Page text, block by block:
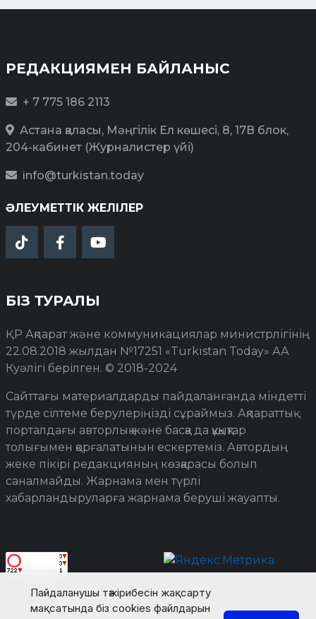
Пайдаланушы тәжірибесін жақсарту
мақсатында біз cookies файлдарын
РЕДАКЦИЯМЕН БАЙЛАНЫС
+ 7 775 186 2113
Астана қаласы, Мәңгілік Ел көшесі, 8, 17В блок,
204-кабинет (Журналистер үйі)
info@turkistan.today
ӘЛЕУМЕТТІК ЖЕЛІЛЕР
БІЗ ТУРАЛЫ
ҚР Ақпарат және коммуникациялар министрлігінің
22.08.2018 жылдан №17251 «Turkistan Today» АА
Куәлігі берілген. © 2018-2024
Сайттағы материалдарды пайдаланғанда міндетті
түрде сілтеме берулеріңізді сұраймыз. Ақпараттық
порталдағы авторлық және басқа да құқықтар
толығымен қорғалатынын ескертеміз. Автордың
жеке пікірі редакцияның көзқарасы болып
саналмайды. Жарнама мен түрлі
хабарландыруларға жарнама беруші жауапты.